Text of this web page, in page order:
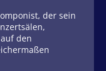
der sein
den